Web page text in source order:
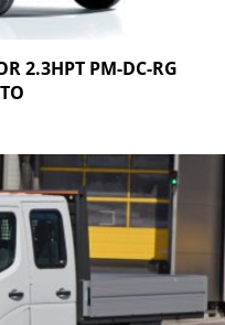
2.3HPT PM-DC-RG